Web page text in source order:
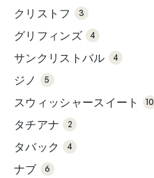
クリストフ 3
の
商
グリフィンズ 4
4個
の
商
サンクリストバル 4
の
商
ジノ 5
5個
の
商
スウィッシャースイート 10
個
の
商
タチアナ 2
2個
の
商
タバック 4
4個
の
商
ナブ 6
6個
の
商